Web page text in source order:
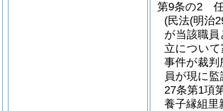
第9条の2
(民法(明治
が当該職
立につい
事件が裁
員が現に
27条第1項
養子縁組